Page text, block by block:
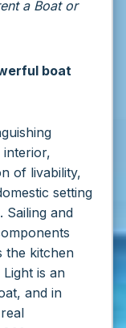
a Boat or
boat
of livability,
setting
Sailing and
the kitchen
is an
and in